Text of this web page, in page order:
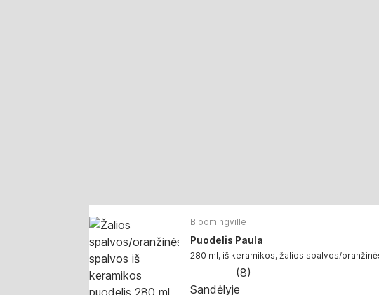
Bloomingville
Puodelis Paula
280 ml, iš keramikos, žalios spalvos/
(8)
Sandėlyje